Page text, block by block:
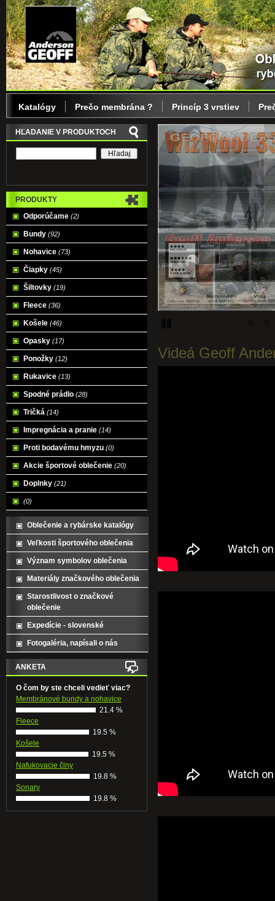
Videá Geoff
HĽADANIE V PRODUKTOCH
PRODUKTY
Odporúčame (2)
Bundy (92)
Nohavice (73)
Čiapky (45)
Šiltovky (19)
Fleece (36)
Košele (46)
Opasky (17)
Ponožky (12)
Rukavice (13)
Spodné prádlo (28)
Tričká (14)
Impregnácia a pranie (14)
Proti bodavému hmyzu (0)
Akcie športové oblečenie (20)
Doplnky (21)
(0)
Oblečenie a rybárske katalógy
Veľkosti športového oblečenia
Význam symbolov oblečenia
Materiály značkového oblečenia
Starostlivost o značkové
oblečenie
Expedície - slovenské
Fotogaléria, napísali o nás
ANKETA
O čom by ste chceli vedieť viac?
Membránové bundy a nohavice
21.4 %
Fleece
19.5 %
Košele
19.5 %
Nafukovacie člny
19.8 %
Sonary
19.8 %
Katalógy Prečo membrána ? Princíp 3 vrstiev